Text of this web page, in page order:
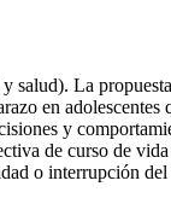
salud). La
en adolescentes
y
de curso de
o interrupción